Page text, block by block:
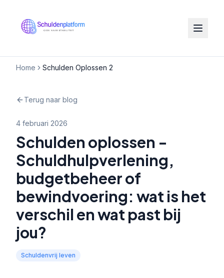
Home Schulden Oplossen 2
Terug naar blog
4 februari 2026
Schulden oplossen -
Schuldhulpverlening,
budgetbeheer of
bewindvoering: wat is het
verschil en wat past bij
jou?
Schuldenvrij leven